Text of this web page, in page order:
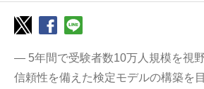
— 5年間で受験者数10万人規模を視
信頼性を備えた検定モデルの構築を